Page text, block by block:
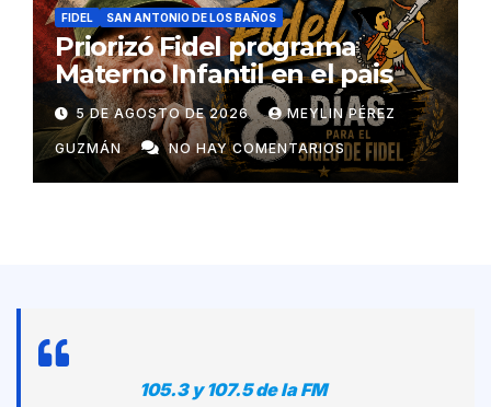
FIDEL SAN ANTONIO DE LOS BAÑOS
Priorizó Fidel programa
Materno Infantil en el pais
5 DE AGOSTO DE 2026 MEYLIN PÉREZ
GUZMÁN NO HAY COMENTARIOS
105.3 y 107.5 de la FM